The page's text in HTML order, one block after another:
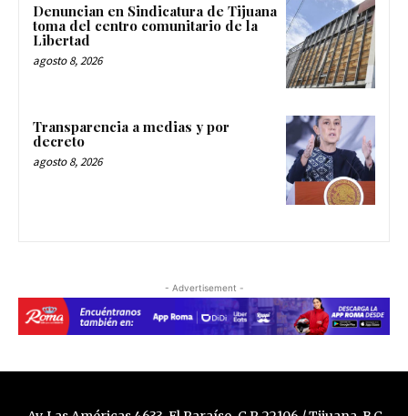
Denuncian en Sindicatura de Tijuana
toma del centro comunitario de la
Libertad
agosto 8, 2026
Transparencia a medias y por
decreto
agosto 8, 2026
- Advertisement -